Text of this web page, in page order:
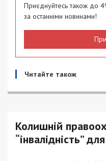
Приєднуйтесь також до
за останніми новинами!
Читайте також
Колишній
“інвалідність”